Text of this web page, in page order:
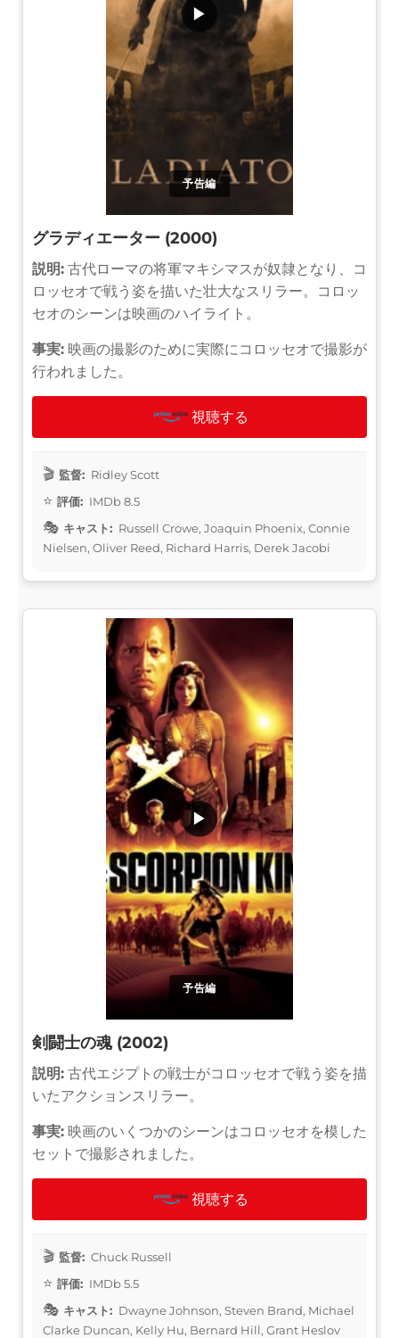
予告編
▶
グラディエーター (2000)
説明: 古代ローマの将軍マキシマスが奴隷となり、コ
ロッセオで戦う姿を描いた壮大なスリラー。コロッ
セオのシーンは映画のハイライト。
事実: 映画の撮影のために実際にコロッセオで撮影が
行われました。
視聴する
監督: Ridley Scott
評価: IMDb 8.5
キャスト: Russell Crowe, Joaquin Phoenix, Connie
Nielsen, Oliver Reed, Richard Harris, Derek Jacobi
予告編
▶
剣闘士の魂 (2002)
説明: 古代エジプトの戦士がコロッセオで戦う姿を描
いたアクションスリラー。
事実: 映画のいくつかのシーンはコロッセオを模した
セットで撮影されました。
視聴する
監督: Chuck Russell
評価: IMDb 5.5
キャスト: Dwayne Johnson, Steven Brand, Michael
Clarke Duncan, Kelly Hu, Bernard Hill, Grant Heslov